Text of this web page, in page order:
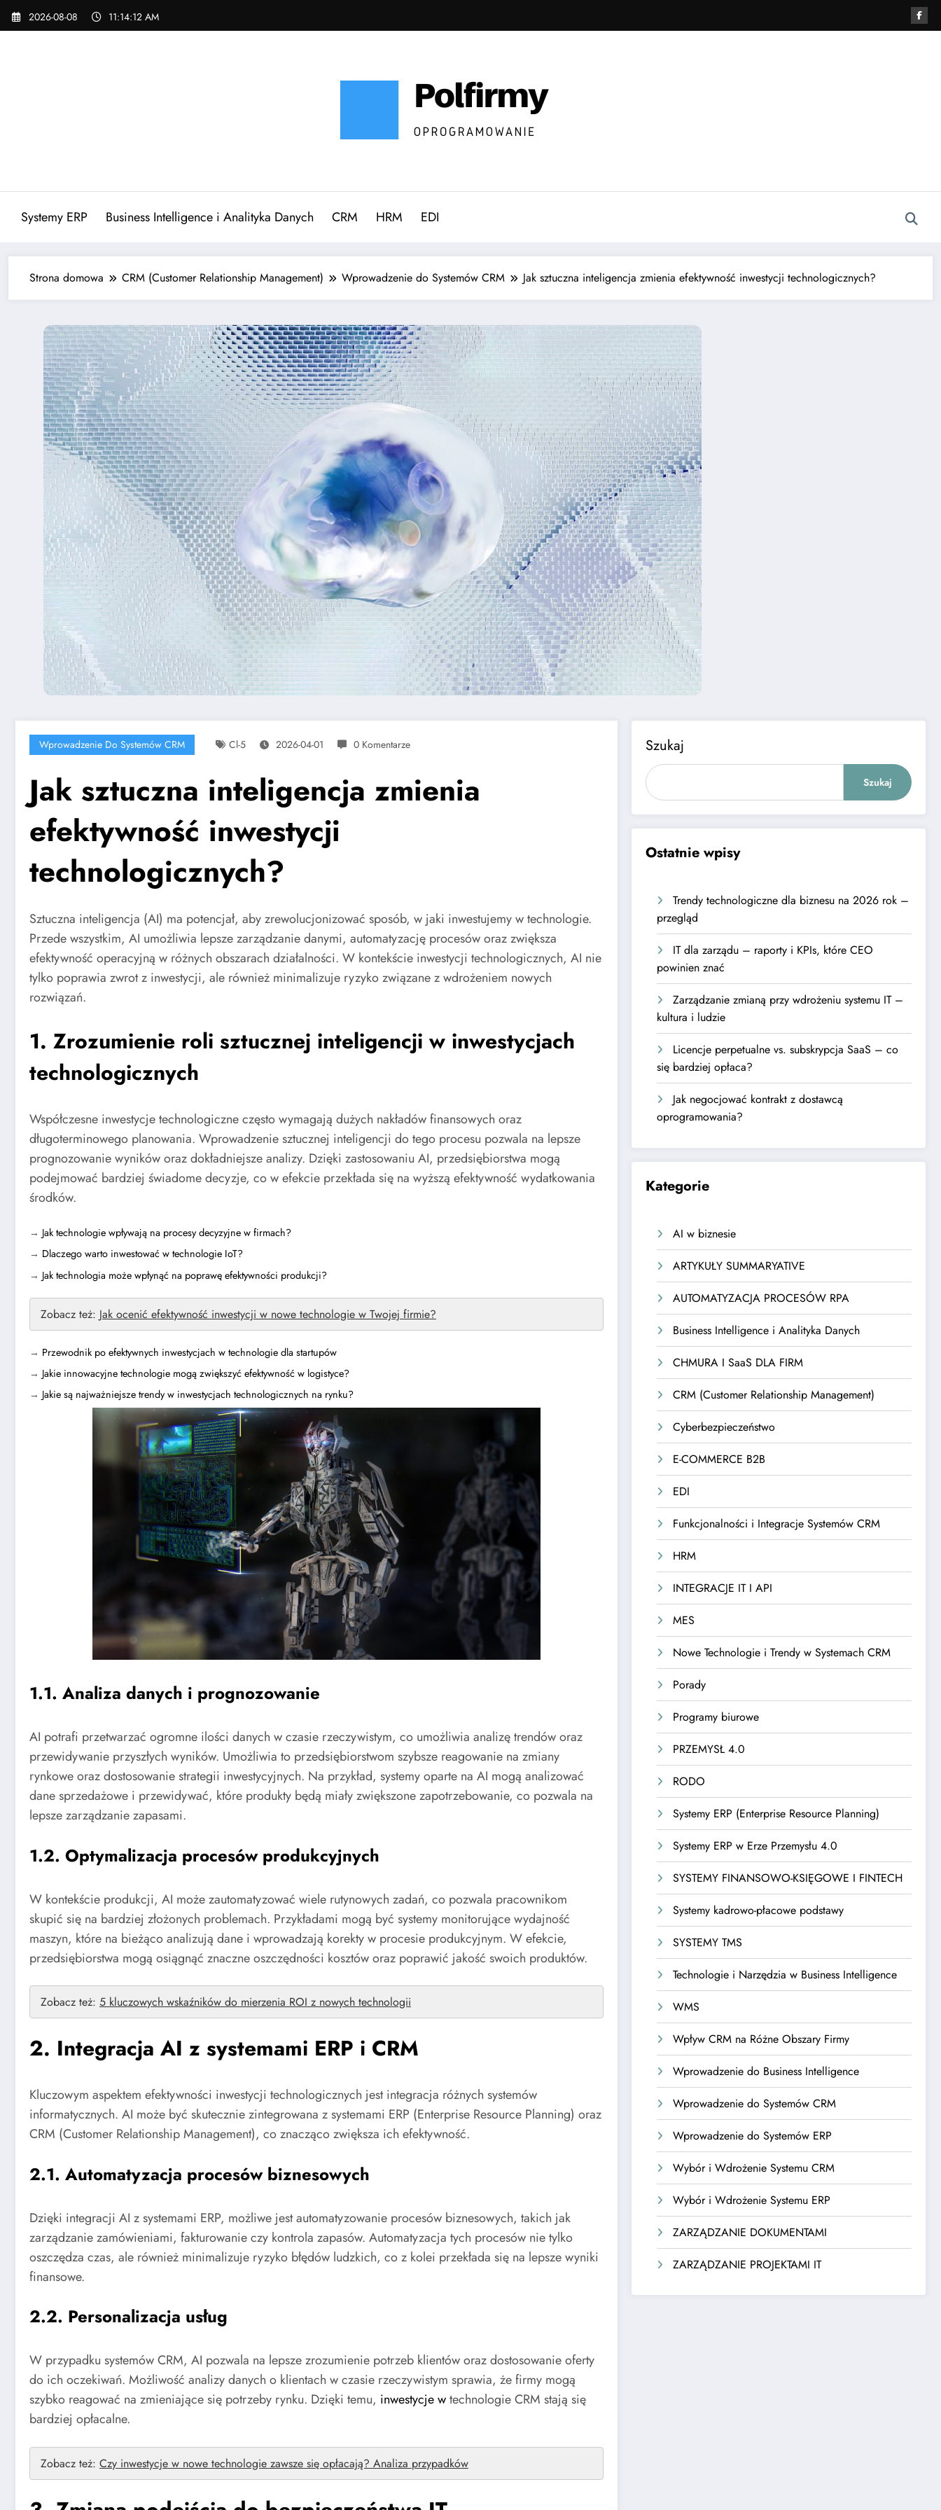
Skip
2026-08-08 11:14:13 AM
Systemy ERP Business Intelligence i Analityka Danych CRM HRM EDI
Strona domowa CRM (Customer Relationship Management) Wprowadzenie do Systemów CRM Jak sztuczna inteligencja zmienia efektywność inwestycji technologicznych?
Wprowadzenie Do Systemów CRM Cl-5 2026-04-01 0 Komentarze
Jak sztuczna inteligencja zmienia
efektywność inwestycji
technologicznych?
Sztuczna inteligencja (AI) ma potencjał, aby zrewolucjonizować sposób, w jaki inwestujemy w technologie.
Przede wszystkim, AI umożliwia lepsze zarządzanie danymi, automatyzację procesów oraz zwiększa
efektywność operacyjną w różnych obszarach działalności. W kontekście inwestycji technologicznych, AI nie
tylko poprawia zwrot z inwestycji, ale również minimalizuje ryzyko związane z wdrożeniem nowych
rozwiązań.
1. Zrozumienie roli sztucznej inteligencji w inwestycjach
technologicznych
Współczesne inwestycje technologiczne często wymagają dużych nakładów finansowych oraz
długoterminowego planowania. Wprowadzenie sztucznej inteligencji do tego procesu pozwala na lepsze
prognozowanie wyników oraz dokładniejsze analizy. Dzięki zastosowaniu AI, przedsiębiorstwa mogą
podejmować bardziej świadome decyzje, co w efekcie przekłada się na wyższą efektywność wydatkowania
środków.
→ Jak technologie wpływają na procesy decyzyjne w firmach?
→ Dlaczego warto inwestować w technologie IoT?
→ Jak technologia może wpłynąć na poprawę efektywności produkcji?
Zobacz też: Jak ocenić efektywność inwestycji w nowe technologie w Twojej firmie?
→ Przewodnik po efektywnych inwestycjach w technologie dla startupów
→ Jakie innowacyjne technologie mogą zwiększyć efektywność w logistyce?
→ Jakie są najważniejsze trendy w inwestycjach technologicznych na rynku?
1.1. Analiza danych i prognozowanie
AI potrafi przetwarzać ogromne ilości danych w czasie rzeczywistym, co umożliwia analizę trendów oraz
przewidywanie przyszłych wyników. Umożliwia to przedsiębiorstwom szybsze reagowanie na zmiany
rynkowe oraz dostosowanie strategii inwestycyjnych. Na przykład, systemy oparte na AI mogą analizować
dane sprzedażowe i przewidywać, które produkty będą miały zwiększone zapotrzebowanie, co pozwala na
lepsze zarządzanie zapasami.
1.2. Optymalizacja procesów produkcyjnych
W kontekście produkcji, AI może zautomatyzować wiele rutynowych zadań, co pozwala pracownikom
skupić się na bardziej złożonych problemach. Przykładami mogą być systemy monitorujące wydajność
maszyn, które na bieżąco analizują dane i wprowadzają korekty w procesie produkcyjnym. W efekcie,
przedsiębiorstwa mogą osiągnąć znaczne oszczędności kosztów oraz poprawić jakość swoich produktów.
Zobacz też: 5 kluczowych wskaźników do mierzenia ROI z nowych technologii
2. Integracja AI z systemami ERP i CRM
Kluczowym aspektem efektywności inwestycji technologicznych jest integracja różnych systemów
informatycznych. AI może być skutecznie zintegrowana z systemami ERP (Enterprise Resource Planning) oraz
CRM (Customer Relationship Management), co znacząco zwiększa ich efektywność.
2.1. Automatyzacja procesów biznesowych
Dzięki integracji AI z systemami ERP, możliwe jest automatyzowanie procesów biznesowych, takich jak
zarządzanie zamówieniami, fakturowanie czy kontrola zapasów. Automatyzacja tych procesów nie tylko
oszczędza czas, ale również minimalizuje ryzyko błędów ludzkich, co z kolei przekłada się na lepsze wyniki
finansowe.
2.2. Personalizacja usług
W przypadku systemów CRM, AI pozwala na lepsze zrozumienie potrzeb klientów oraz dostosowanie oferty
do ich oczekiwań. Możliwość analizy danych o klientach w czasie rzeczywistym sprawia, że firmy mogą
szybko reagować na zmieniające się potrzeby rynku. Dzięki temu, inwestycje wtechnologie CRM stają się
bardziej opłacalne.
Zobacz też: Czy inwestycje w nowe technologie zawsze się opłacają? Analiza przypadków
Szukaj
Szukaj
Ostatnie wpisy
Trendy technologiczne dla biznesu na 2026 rok –
przegląd
IT dla zarządu – raporty i KPIs, które CEO
powinien znać
Zarządzanie zmianą przy wdrożeniu systemu IT –
kultura i ludzie
Licencje perpetualne vs. subskrypcja SaaS – co
się bardziej opłaca?
Jak negocjować kontrakt z dostawcą
oprogramowania?
Kategorie
AI w biznesie
ARTYKUŁY SUMMARYATIVE
AUTOMATYZACJA PROCESÓW RPA
Business Intelligence i Analityka Danych
CHMURA I SaaS DLA FIRM
CRM (Customer Relationship Management)
Cyberbezpieczeństwo
E-COMMERCE B2B
EDI
Funkcjonalności i Integracje Systemów CRM
HRM
INTEGRACJE IT I API
MES
Nowe Technologie i Trendy w Systemach CRM
Porady
Programy biurowe
PRZEMYSŁ 4.0
RODO
Systemy ERP (Enterprise Resource Planning)
Systemy ERP w Erze Przemysłu 4.0
SYSTEMY FINANSOWO-KSIĘGOWE I FINTECH
Systemy kadrowo-płacowe podstawy
SYSTEMY TMS
Technologie i Narzędzia w Business Intelligence
WMS
Wpływ CRM na Różne Obszary Firmy
Wprowadzenie do Business Intelligence
Wprowadzenie do Systemów CRM
Wprowadzenie do Systemów ERP
Wybór i Wdrożenie Systemu CRM
Wybór i Wdrożenie Systemu ERP
ZARZĄDZANIE DOKUMENTAMI
ZARZĄDZANIE PROJEKTAMI IT